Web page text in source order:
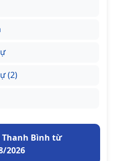
(2)
Thanh Bình từ
2026